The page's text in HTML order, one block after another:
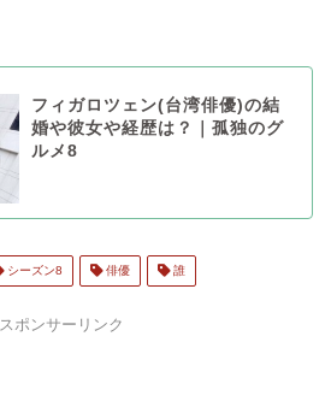
フィガロツェン(台湾俳優)の結
婚や彼女や経歴は？｜孤独のグ
ルメ8
シーズン8 俳優 誰
スポンサーリンク